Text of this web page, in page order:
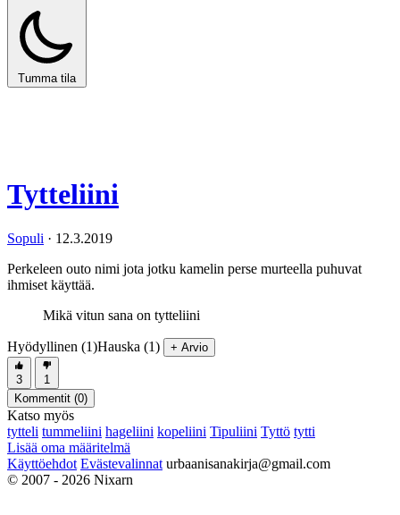
Tumma tila
Tytteliini
Sopuli · 12.3.2019
Perkeleen outo nimi jota jotku kamelin perse murteella puhuvat
ihmiset käyttää.
Mikä vitun sana on tytteliini
Hyödyllinen (1)Hauska (1) + Arvio
3
1
Kommentit (0)
Katso myös
tytteli tummeliini hageliini kopeliini Tipuliini Tyttö tytti
Lisää oma määritelmä
Käyttöehdot Evästevalinnat urbaanisanakirja@gmail.com
© 2007 - 2026 Nixarn